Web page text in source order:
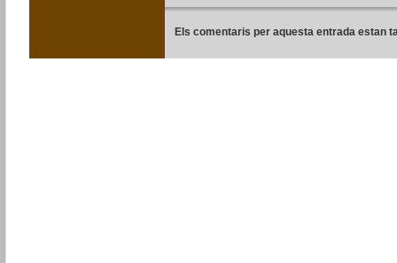
Els comentaris per aquesta entrada estan